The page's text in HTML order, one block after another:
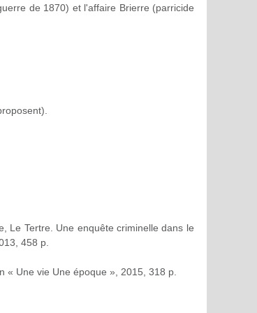
de 1870) et l'affaire Brierre (parricide
Le Tertre. Une enquête criminelle dans le
458 p.
« Une vie Une époque », 2015, 318 p.